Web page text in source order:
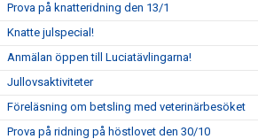
Prova på knatteridning den 13/1
Knatte julspecial!
Anmälan öppen till Luciatävlingarna!
Jullovsaktiviteter
Föreläsning om betsling med veterinärbesöket
Prova på ridning på höstlovet den 30/10